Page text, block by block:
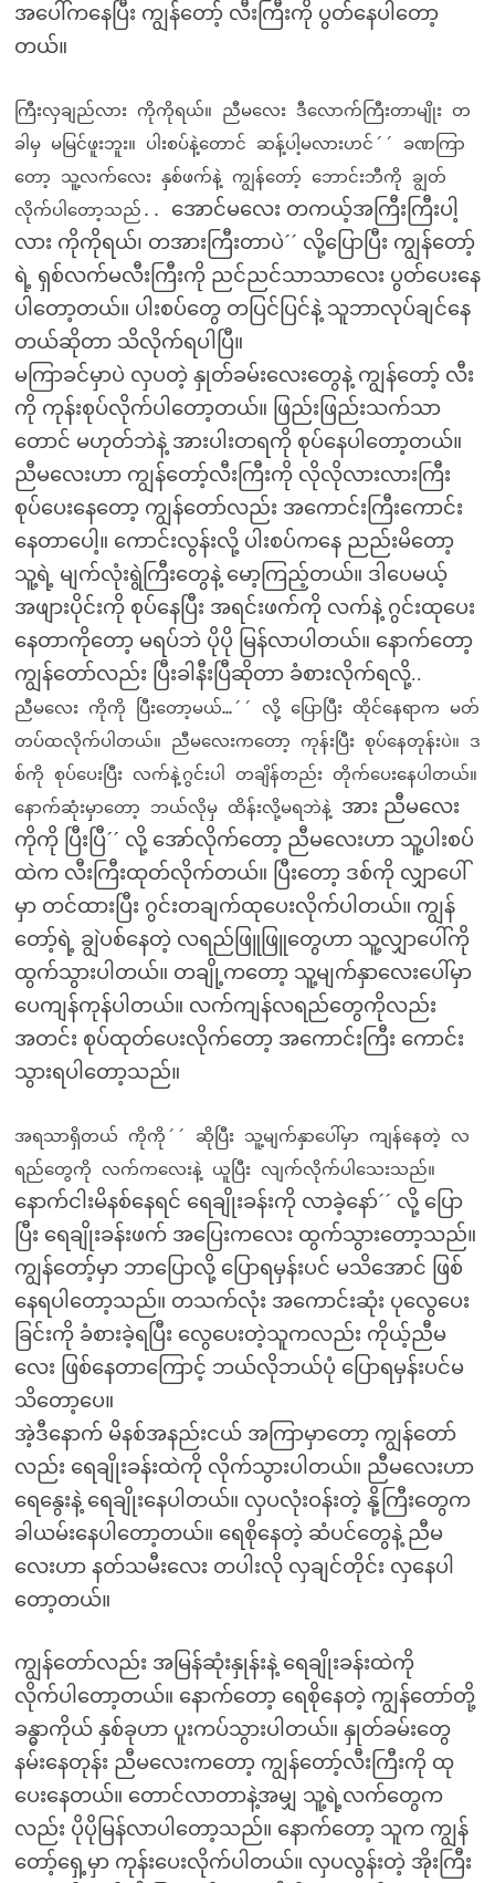
အပေါ်ကနေပြီး ကျွန်တော့် လီးကြီးကို ပွတ်နေပါတော့
တယ်။
ကြီးလှချည်လား ကိုကိုရယ်။ ညီမလေး ဒီလောက်ကြီးတာမျိုး တ
ခါမှ မမြင်ဖူးဘူး။ ပါးစပ်နဲ့တောင် ဆန့်ပါ့မလားဟင်´´ ခဏကြာ
တော့ သူ့လက်လေး နှစ်ဖက်နဲ့ ကျွန်တော့် ဘောင်းဘီကို ချွတ်
လိုက်ပါတော့သည်.. အောင်မလေး တကယ့်အကြီးကြီးပါ့
လား ကိုကိုရယ်၊ တအားကြီးတာပဲ´´ လို့ပြောပြီး ကျွန်တော့်
ရဲ့ ရှစ်လက်မလီးကြီးကို ညင်ညင်သာသာလေး ပွတ်ပေးနေ
ပါတော့တယ်။ ပါးစပ်တွေ တပြင်ပြင်နဲ့ သူဘာလုပ်ချင်နေ
တယ်ဆိုတာ သိလိုက်ရပါပြီ။
မကြာခင်မှာပဲ လှပတဲ့ နှုတ်ခမ်းလေးတွေနဲ့ ကျွန်တော့် လီး
ကို ကုန်းစုပ်လိုက်ပါတော့တယ်။ ဖြည်းဖြည်းသက်သာ
တောင် မဟုတ်ဘဲနဲ့ အားပါးတရကို စုပ်နေပါတော့တယ်။
ညီမလေးဟာ ကျွန်တော့်လီးကြီးကို လိုလိုလားလားကြီး
စုပ်ပေးနေတော့ ကျွန်တော်လည်း အကောင်းကြီးကောင်း
နေတာပေါ့။ ကောင်းလွန်းလို့ ပါးစပ်ကနေ ညည်းမိတော့
သူ့ရဲ့ မျက်လုံးရွဲကြီးတွေနဲ့ မော့ကြည့်တယ်။ ဒါပေမယ့်
အဖျားပိုင်းကို စုပ်နေပြီး အရင်းဖက်ကို လက်နဲ့ ဂွင်းထုပေး
နေတာကိုတော့ မရပ်ဘဲ ပိုပို မြန်လာပါတယ်။ နောက်တော့
ကျွန်တော်လည်း ပြီးခါနီးပြီဆိုတာ ခံစားလိုက်ရလို့..
ညီမလေး ကိုကို ပြီးတော့မယ်…´´ လို့ ပြောပြီး ထိုင်နေရာက မတ်
တပ်ထလိုက်ပါတယ်။ ညီမလေးကတော့ ကုန်းပြီး စုပ်နေတုန်းပဲ။ ဒ
စ်ကို စုပ်ပေးပြီး လက်နဲ့ဂွင်းပါ တချိန်တည်း တိုက်ပေးနေပါတယ်။
နောက်ဆုံးမှာတော့ ဘယ်လိုမှ ထိန်းလို့မရဘဲနဲ့ အား ညီမလေး
ကိုကို ပြီးပြီ´´ လို့ အော်လိုက်တော့ ညီမလေးဟာ သူ့ပါးစပ်
ထဲက လီးကြီးထုတ်လိုက်တယ်။ ပြီးတော့ ဒစ်ကို လျှာပေါ်
မှာ တင်ထားပြီး ဂွင်းတချက်ထုပေးလိုက်ပါတယ်။ ကျွန်
တော့်ရဲ့ ချွဲပစ်နေတဲ့ လရည်ဖြူဖြူတွေဟာ သူ့လျှာပေါ်ကို
ထွက်သွားပါတယ်။ တချို့ကတော့ သူ့မျက်နှာလေးပေါ်မှာ
ပေကျန်ကုန်ပါတယ်။ လက်ကျန်လရည်တွေကိုလည်း
အတင်း စုပ်ထုတ်ပေးလိုက်တော့ အကောင်းကြီး ကောင်း
သွားရပါတော့သည်။
အရသာရှိတယ် ကိုကို´´ ဆိုပြီး သူ့မျက်နှာပေါ်မှာ ကျန်နေတဲ့ လ
ရည်တွေကို လက်ကလေးနဲ့ ယူပြီး လျက်လိုက်ပါသေးသည်။
နောက်ငါးမိနစ်နေရင် ရေချိုးခန်းကို လာခဲ့နော်´´ လို့ ပြော
ပြီး ရေချိုးခန်းဖက် အပြေးကလေး ထွက်သွားတော့သည်။
ကျွန်တော့်မှာ ဘာပြောလို့ ပြောရမှန်းပင် မသိအောင် ဖြစ်
နေရပါတော့သည်။ တသက်လုံး အကောင်းဆုံး ပုလွေပေး
ခြင်းကို ခံစားခဲ့ရပြီး လွေပေးတဲ့သူကလည်း ကိုယ့်ညီမ
လေး ဖြစ်နေတာကြောင့် ဘယ်လိုဘယ်ပုံ ပြောရမှန်းပင်မ
သိတော့ပေ။
အဲ့ဒီနောက် မိနစ်အနည်းငယ် အကြာမှာတော့ ကျွန်တော်
လည်း ရေချိုးခန်းထဲကို လိုက်သွားပါတယ်။ ညီမလေးဟာ
ရေနွေးနဲ့ ရေချိုးနေပါတယ်။ လှပလုံးဝန်းတဲ့ နို့ကြီးတွေက
ခါယမ်းနေပါတော့တယ်။ ရေစိုနေတဲ့ ဆံပင်တွေနဲ့ ညီမ
လေးဟာ နတ်သမီးလေး တပါးလို လှချင်တိုင်း လှနေပါ
တော့တယ်။
ကျွန်တော်လည်း အမြန်ဆုံးနှုန်းနဲ့ ရေချိုးခန်းထဲကို
လိုက်ပါတော့တယ်။ နောက်တော့ ရေစိုနေတဲ့ ကျွန်တော်တို့
ခန္ဓာကိုယ် နှစ်ခုဟာ ပူးကပ်သွားပါတယ်။ နှုတ်ခမ်းတွေ
နမ်းနေတုန်း ညီမလေးကတော့ ကျွန်တော့်လီးကြီးကို ထု
ပေးနေတယ်။ တောင်လာတာနဲ့အမျှ သူ့ရဲ့လက်တွေက
လည်း ပိုပိုမြန်လာပါတော့သည်။ နောက်တော့ သူက ကျွန်
တော့်ရှေ့မှာ ကုန်းပေးလိုက်ပါတယ်။ လှပလွန်းတဲ့ အိုးကြီး